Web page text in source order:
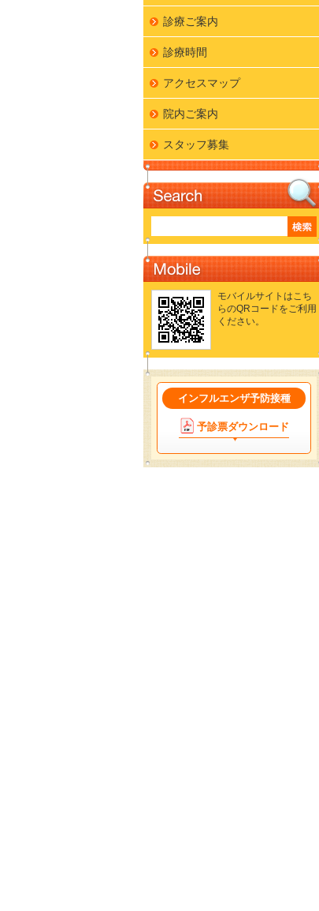
診療ご案内
診療時間
アクセスマップ
院内ご案内
スタッフ募集
モバイルサイトはこち
らのQRコードをご利用
ください。
インフルエンザ予防接種
予診票ダウンロード